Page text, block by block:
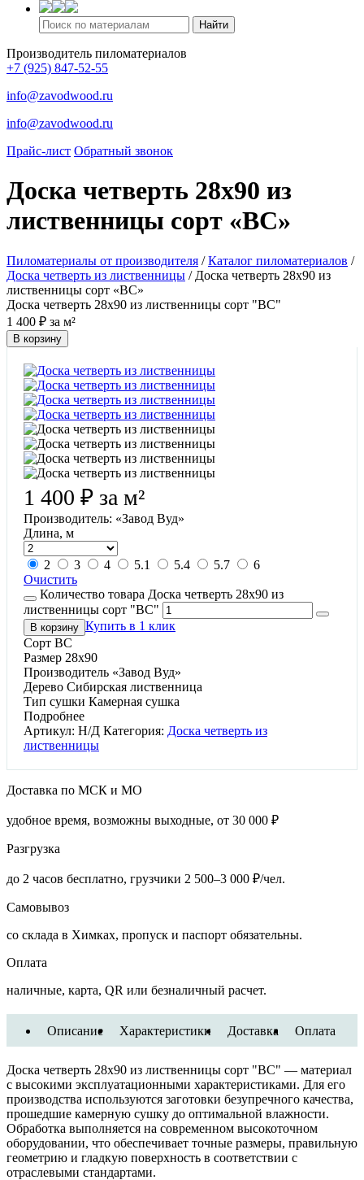
Производитель пиломатериалов
+7 (925) 847-52-55
info@zavodwood.ru
info@zavodwood.ru
Прайс-лист Обратный звонок
Доска четверть 28х90 из
лиственницы сорт «ВС»
Пиломатериалы от производителя / Каталог пиломатериалов /
Доска четверть из лиственницы /Доска четверть 28х90 из
лиственницы сорт «ВС»
Доска четверть 28х90 из лиственницы сорт "ВС"
1 400 ₽ за м²
В корзину
1 400 ₽ за м²
Производитель: «Завод Вуд»
Длина, м
2 3 4 5.1 5.4 5.7
6
Очистить
Количество товара Доска четверть 28х90 из
лиственницы сорт "ВС"
В корзину Купить в 1 клик
Сорт ВС
Размер 28х90
Производитель «Завод Вуд»
Дерево Сибирская лиственница
Тип сушки Камерная сушка
Подробнее
Артикул: Н/Д Категория: Доска четверть из
лиственницы
Доставка по МСК и МО
удобное время, возможны выходные, от 30 000 ₽
Разгрузка
до 2 часов бесплатно, грузчики 2 500–3 000 ₽/чел.
Самовывоз
со склада в Химках, пропуск и паспорт обязательны.
Оплата
наличные, карта, QR или безналичный расчет.
Описание Характеристики Доставка Оплата
Доска четверть 28х90 из лиственницы сорт "ВС" — материал
с высокими эксплуатационными характеристиками. Для его
производства используются заготовки безупречного качества,
прошедшие камерную сушку до оптимальной влажности.
Обработка выполняется на современном высокоточном
оборудовании, что обеспечивает точные размеры, правильную
геометрию и гладкую поверхность в соответствии с
отраслевыми стандартами.